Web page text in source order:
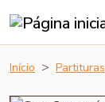
Início Partituras